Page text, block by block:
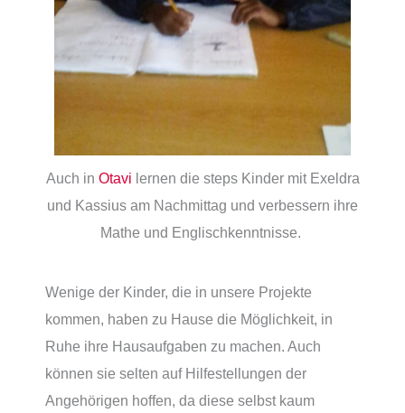
Auch in Otavi lernen die steps Kinder mit Exeldra
und Kassius am Nachmittag und verbessern ihre
Mathe und Englischkenntnisse.
Wenige der Kinder, die in unsere Projekte
kommen, haben zu Hause die Möglichkeit, in
Ruhe ihre Hausaufgaben zu machen. Auch
können sie selten auf Hilfestellungen der
Angehörigen hoffen, da diese selbst kaum